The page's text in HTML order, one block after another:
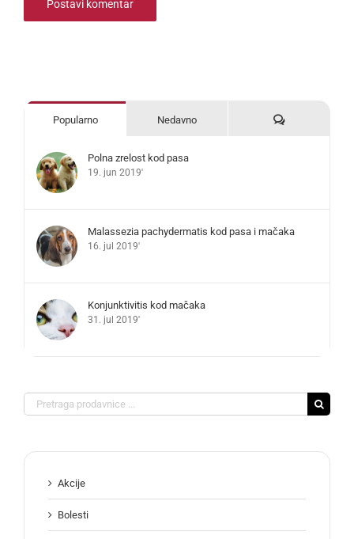
Popularno Nedavno Komentari
Polna zrelost kod pasa
19. jun 2019'
Malassezia pachydermatis kod pasa i mačaka
16. jul 2019'
Konjunktivitis kod mačaka
31. jul 2019'
Search
for:
Akcije
Bolesti